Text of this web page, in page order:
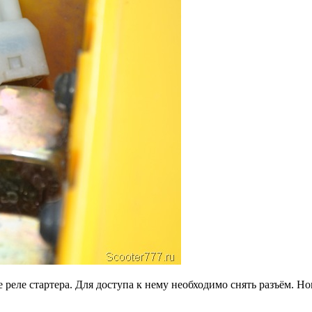
стартера. Для доступа к нему необходимо снять разъём.